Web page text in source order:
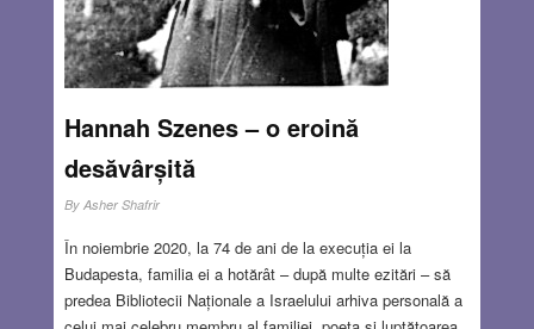
FEB 25, 2021 29 COMMENTS
Hannah Szenes – o eroină
desăvârșită
By Asher Shafrir
În noiembrie 2020, la 74 de ani de la execuția ei la
Budapesta, familia ei a hotărât – după multe ezitări – să
predea Bibliotecii Naționale a Israelului arhiva personală a